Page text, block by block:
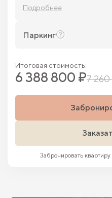
Подробнее
Паркинг
Итоговая стоимость:
6 388 800 ₽7
Забронировать